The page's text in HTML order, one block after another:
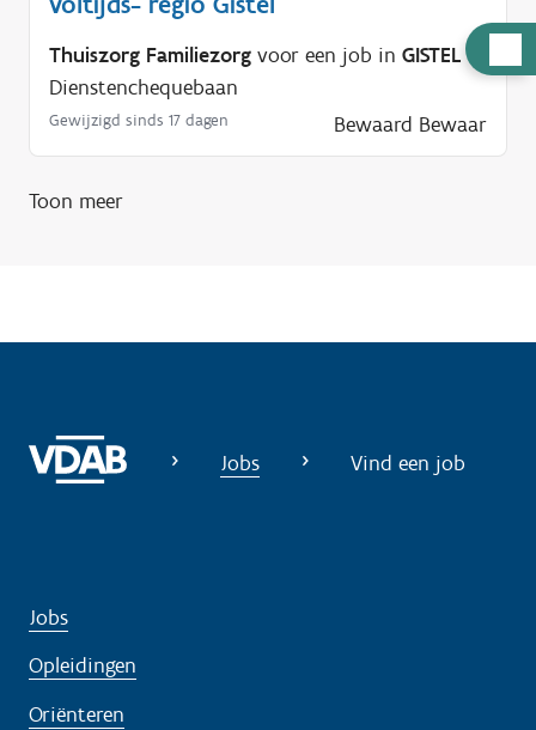
u
?
Thuiszorg Familiezorg voor een job in GISTEL
Dienstenchequebaan
Gewijzigd sinds 17 dagen Bewaard Bewaar
Toon meer
Jobs Vind een job
Jobs
Opleidingen
Oriënteren